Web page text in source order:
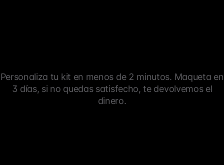
Personaliza tu kit en menos de 2 minutos. Maqueta en
3 días, si no quedas satisfecho, te devolvemos el
dinero.